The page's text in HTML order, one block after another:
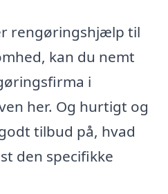
rengøringshjælp til
kan du nemt
i
her. Og hurtigt og
tilbud på, hvad
den specifikke